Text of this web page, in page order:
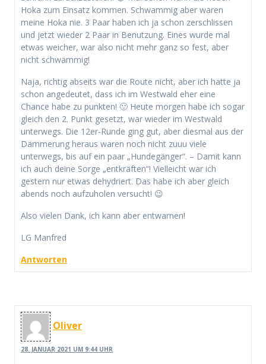
Hoka zum Einsatz kommen. Schwammig aber waren
meine Hoka nie. 3 Paar haben ich ja schon zerschlissen
und jetzt wieder 2 Paar in Benutzung. Eines wurde mal
etwas weicher, war also nicht mehr ganz so fest, aber
nicht schwammig!
Naja, richtig abseits war die Route nicht, aber ich hatte ja
schon angedeutet, dass ich im Westwald eher eine
Chance habe zu punkten! 🙂 Heute morgen habe ich sogar
gleich den 2. Punkt gesetzt, war wieder im Westwald
unterwegs. Die 12er-Runde ging gut, aber diesmal aus der
Dämmerung heraus waren noch nicht zuuu viele
unterwegs, bis auf ein paar „Hundegänger“. – Damit kann
ich auch deine Sorge „entkräften“! Vielleicht war ich
gestern nur etwas dehydriert. Das habe ich aber gleich
abends noch aufzuholen versucht! 😉
Also vielen Dank, ich kann aber entwarnen!
LG Manfred
Antworten
Oliver
28. JANUAR 2021 UM 9:44 UHR